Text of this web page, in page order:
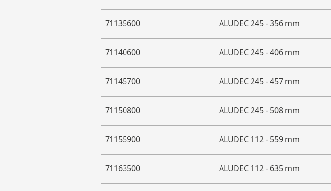
71135600 ALUDEC 245 - 356 mm
71140600 ALUDEC 245 - 406 mm
71145700 ALUDEC 245 - 457 mm
71150800 ALUDEC 245 - 508 mm
71155900 ALUDEC 112 - 559 mm
71163500 ALUDEC 112 - 635 mm